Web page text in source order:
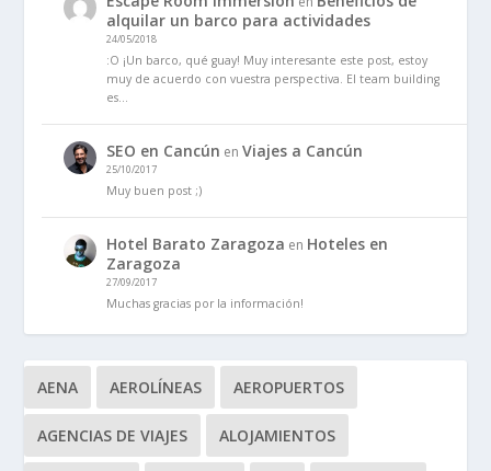
alquilar un barco para actividades
24/05/2018
:O ¡Un barco, qué guay! Muy interesante este post, estoy
muy de acuerdo con vuestra perspectiva. El team building
es…
SEO en Cancún enViajes a Cancún
25/10/2017
Muy buen post ;)
Hotel Barato Zaragoza en Hoteles en
Zaragoza
27/09/2017
Muchas gracias por la información!
AENA AEROLÍNEAS AEROPUERTOS
AGENCIAS DE VIAJES ALOJAMIENTOS